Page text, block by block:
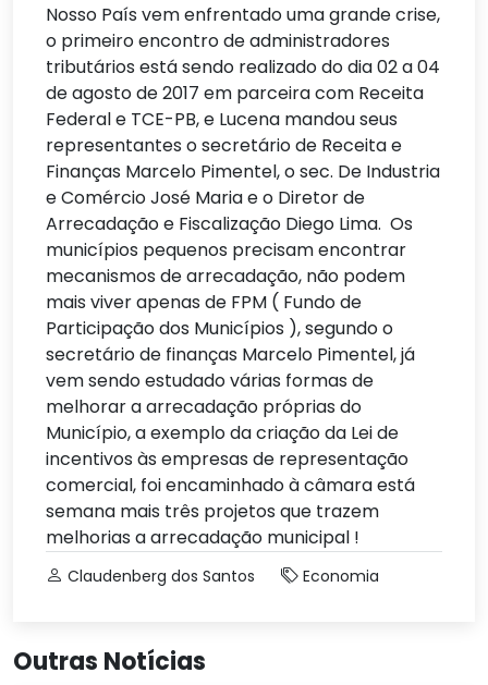
Nosso País vem enfrentado uma grande crise,
o primeiro encontro de administradores
tributários está sendo realizado do dia 02 a 04
de agosto de 2017 em parceira com Receita
Federal e TCE-PB, e Lucena mandou seus
representantes o secretário de Receita e
Finanças Marcelo Pimentel, o sec. De Industria
e Comércio José Maria e o Diretor de
Arrecadação e Fiscalização Diego Lima. Os
municípios pequenos precisam encontrar
mecanismos de arrecadação, não podem
mais viver apenas de FPM ( Fundo de
Participação dos Municípios ), segundo o
secretário de finanças Marcelo Pimentel, já
vem sendo estudado várias formas de
melhorar a arrecadação próprias do
Município, a exemplo da criação da Lei de
incentivos às empresas de representação
comercial, foi encaminhado à câmara está
semana mais três projetos que trazem
melhorias a arrecadação municipal !
Claudenberg dos Santos Economia
Outras Notícias